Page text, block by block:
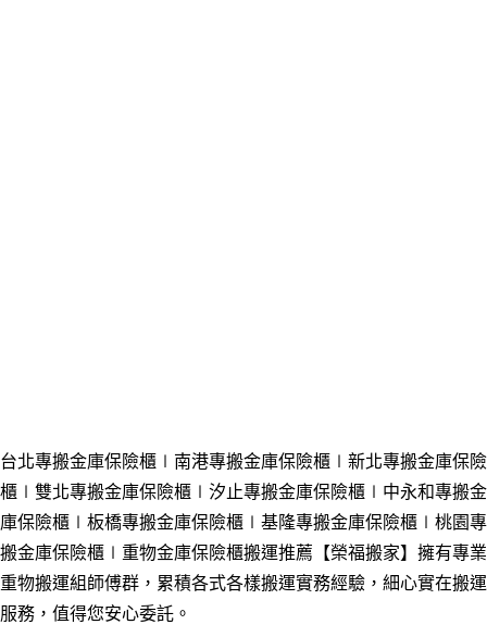
台北專搬金庫保險櫃∣南港專搬金庫保險櫃 ∣新北專搬金庫保險
櫃 ∣雙北專搬金庫保險櫃 ∣汐止專搬金庫保險櫃 ∣中永和專搬金
庫保險櫃 ∣板橋專搬金庫保險櫃 ∣基隆專搬金庫保險櫃 ∣桃園專
搬金庫保險櫃 ∣ 重物金庫保險櫃搬運推薦【榮福搬家】擁有專業
重物搬運組師傅群，累積各式各樣搬運實務經驗，細心實在搬運
服務 ， 值得您安心委託。